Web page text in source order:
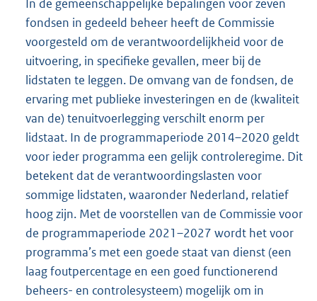
In de gemeenschappelijke bepalingen voor zeven
fondsen in gedeeld beheer heeft de Commissie
voorgesteld om de verantwoordelijkheid voor de
uitvoering, in specifieke gevallen, meer bij de
lidstaten te leggen. De omvang van de fondsen, de
ervaring met publieke investeringen en de (kwaliteit
van de) tenuitvoerlegging verschilt enorm per
lidstaat. In de programmaperiode 2014–2020 geldt
voor ieder programma een gelijk controleregime. Dit
betekent dat de verantwoordingslasten voor
sommige lidstaten, waaronder Nederland, relatief
hoog zijn. Met de voorstellen van de Commissie voor
de programmaperiode 2021–2027 wordt het voor
programma’s met een goede staat van dienst (een
laag foutpercentage en een goed functionerend
beheers- en controlesysteem) mogelijk om in